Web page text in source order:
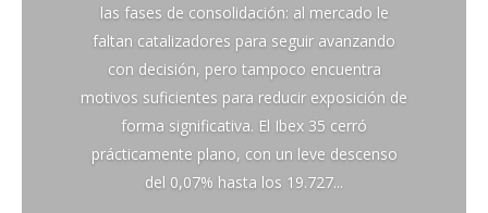
las fases de consolidación: al mercado le
faltan catalizadores para seguir avanzando
con decisión, pero tampoco encuentra
motivos suficientes para reducir exposición de
forma significativa. El Ibex 35 cerró
prácticamente plano, con un leve descenso
del 0,07% hasta los 19.727...